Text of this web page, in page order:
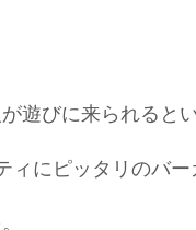
遊びに来られると
ィにピッタリのバ